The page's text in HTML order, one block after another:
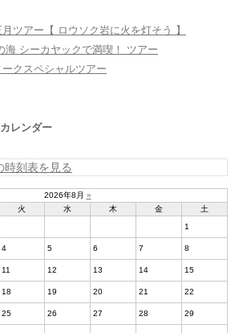
ツアー【 ロウソク岩に火を灯そう 】
海 シーカヤックで満喫！ ツアー
クスペシャルツアー
レンダー
時刻表を見る
2026年8月 »
火 水 木 金
土
1
4 5 6 7 8
11 12 13 14 15
18 19 20 21 22
25 26 27 28 29